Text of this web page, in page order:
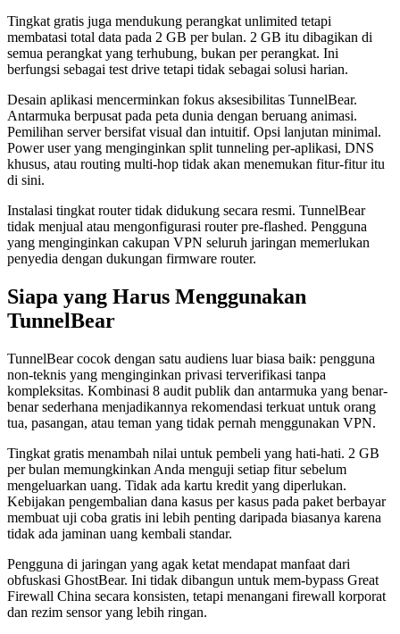
Tingkat gratis juga mendukung perangkat unlimited tetapi
membatasi total data pada 2 GB per bulan. 2 GB itu dibagikan di
semua perangkat yang terhubung, bukan per perangkat. Ini
berfungsi sebagai test drive tetapi tidak sebagai solusi harian.
Desain aplikasi mencerminkan fokus aksesibilitas TunnelBear.
Antarmuka berpusat pada peta dunia dengan beruang animasi.
Pemilihan server bersifat visual dan intuitif. Opsi lanjutan minimal.
Power user yang menginginkan split tunneling per-aplikasi, DNS
khusus, atau routing multi-hop tidak akan menemukan fitur-fitur itu
di sini.
Instalasi tingkat router tidak didukung secara resmi. TunnelBear
tidak menjual atau mengonfigurasi router pre-flashed. Pengguna
yang menginginkan cakupan VPN seluruh jaringan memerlukan
penyedia dengan dukungan firmware router.
Siapa yang Harus Menggunakan
TunnelBear
TunnelBear cocok dengan satu audiens luar biasa baik: pengguna
non-teknis yang menginginkan privasi terverifikasi tanpa
kompleksitas. Kombinasi 8 audit publik dan antarmuka yang benar-
benar sederhana menjadikannya rekomendasi terkuat untuk orang
tua, pasangan, atau teman yang tidak pernah menggunakan VPN.
Tingkat gratis menambah nilai untuk pembeli yang hati-hati. 2 GB
per bulan memungkinkan Anda menguji setiap fitur sebelum
mengeluarkan uang. Tidak ada kartu kredit yang diperlukan.
Kebijakan pengembalian dana kasus per kasus pada paket berbayar
membuat uji coba gratis ini lebih penting daripada biasanya karena
tidak ada jaminan uang kembali standar.
Pengguna di jaringan yang agak ketat mendapat manfaat dari
obfuskasi GhostBear. Ini tidak dibangun untuk mem-bypass Great
Firewall China secara konsisten, tetapi menangani firewall korporat
dan rezim sensor yang lebih ringan.